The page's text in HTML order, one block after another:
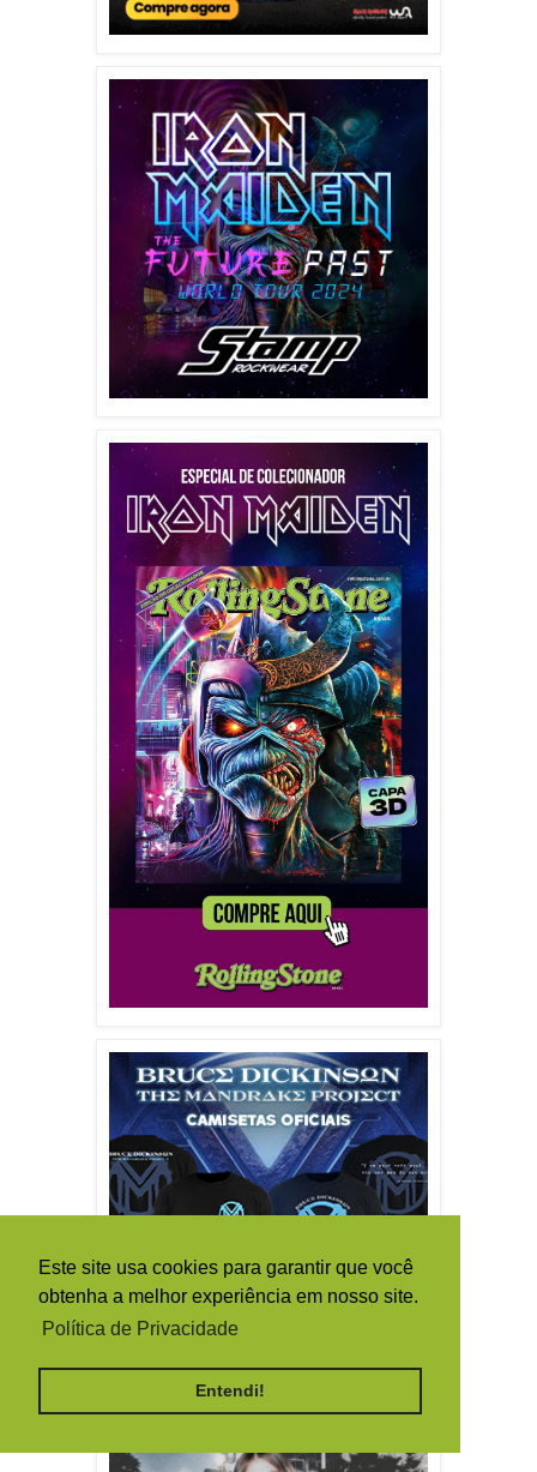
Este site usa cookies para garantir que você
obtenha a melhor experiência em nosso site.
Política de Privacidade
Entendi!